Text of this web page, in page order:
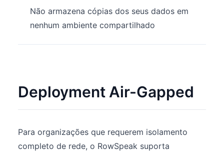
Não armazena cópias dos seus dados em
nenhum ambiente compartilhado
Deployment Air-Gapped
Para organizações que requerem isolamento
completo de rede, o RowSpeak suporta